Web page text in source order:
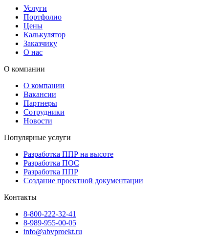
Услуги
Портфолио
Цены
Калькулятор
Заказчику
О нас
О компании
О компании
Вакансии
Партнеры
Сотрудники
Новости
Популярные услуги
Разработка ППР на высоте
Разработка ПОС
Разработка ППР
Создание проектной документации
Контакты
8-800-222-32-41
8-989-955-00-05
info@abvproekt.ru